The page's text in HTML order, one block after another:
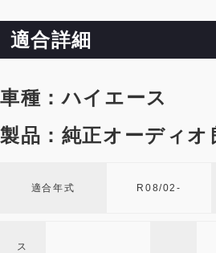
適合詳細
車種：ハイエース
製品：純正オーディ
適合年式 R08/02-
ス